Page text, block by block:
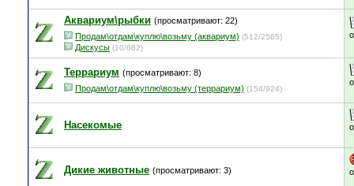
Аквариум\рыбки (просматривают: 22)
Продам\отдам\куплю\возьму (аквариум) (512/2565)
Дискусы (10/682)
Террариум (просматривают: 8)
Продам\отдам\куплю\возьму (террариум) (154/924)
Насекомые
Дикие животные (просматривают: 3)